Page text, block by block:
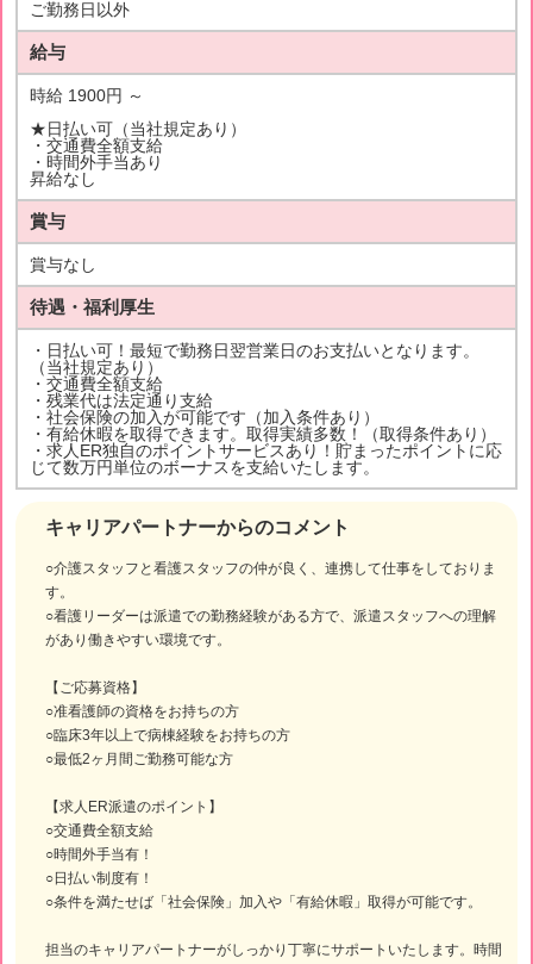
キャリアパートナーからのコメント
○介護スタッフと看護スタッフの仲が良く、連携して仕事をしておりま
す。
○看護リーダーは派遣での勤務経験がある方で、派遣スタッフへの理解
があり働きやすい環境です。
【ご応募資格】
○准看護師の資格をお持ちの方
○臨床3年以上で病棟経験をお持ちの方
○最低2ヶ月間ご勤務可能な方
【求人ER派遣のポイント】
○交通費全額支給
○時間外手当有！
○日払い制度有！
○条件を満たせば「社会保険」加入や「有給休暇」取得が可能です。
担当のキャリアパートナーがしっかり丁寧にサポートいたします。時間
ご勤務日以外
給与
時給 1900円 ～
★日払い可（当社規定あり）
・交通費全額支給
・時間外手当あり
昇給なし
賞与
賞与なし
待遇・福利厚生
・日払い可！最短で勤務日翌営業日のお支払いとなります。
（当社規定あり）
・交通費全額支給
・残業代は法定通り支給
・社会保険の加入が可能です（加入条件あり）
・有給休暇を取得できます。取得実績多数！（取得条件あり）
・求人ER独自のポイントサービスあり！貯まったポイントに応
じて数万円単位のボーナスを支給いたします。